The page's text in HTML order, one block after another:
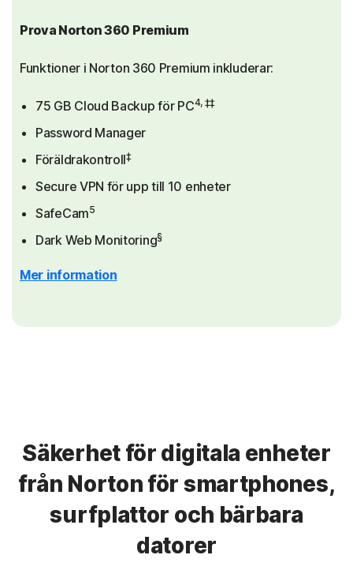
Prova Norton 360 Premium
Funktioner i Norton 360 Premium inkluderar:
75 GB Cloud Backup för PC4, ‡‡
Password Manager
Föräldrakontroll‡
Secure VPN för upp till 10 enheter
SafeCam5
Dark Web Monitoring§
Mer information
Säkerhet för digitala enheter
från Norton för smartphones,
surfplattor och bärbara
datorer